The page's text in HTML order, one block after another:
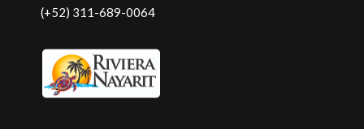
(+52) 311-689-0064